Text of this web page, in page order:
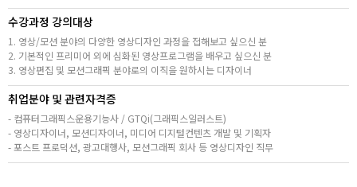
수강과정 강의대상
1. 영상/모션 분야의 다양한 영상디자인 과정을 접해보고 싶으신 분
2. 기본적인 프리미어 외에 심화된 영상프로그램을 배우고 싶으신 분
3. 영상편집 및 모션그래픽 분야로의 이직을 원하시는 디자이너
취업분야 및 관련자격증
- 컴퓨터그래픽스운용기능사 / GTQi(그래픽스일러스트)
- 영상디자이너, 모션디자이너, 미디어 디지털컨텐츠 개발 및 기획자
- 포스트 프로덕션, 광고대행사, 모션그래픽 회사 등 영상디자인 직무